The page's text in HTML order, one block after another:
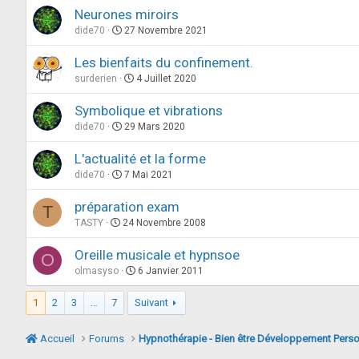
Neurones miroirs
dide70 27 Novembre 2021
Les bienfaits du confinement.
surderien 4 Juillet 2020
Symbolique et vibrations
dide70 29 Mars 2020
L'actualité et la forme
dide70 7 Mai 2021
T préparation exam
TASTY 24 Novembre 2008
O Oreille musicale et hypnsoe
olmasyso 6 Janvier 2011
1 2 3 … 7 Suivant
Accueil Forums Hypnothérapie - Bien être Développement